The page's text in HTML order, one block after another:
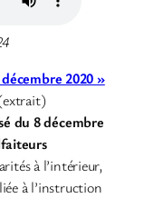
2020 »
du 8 décembre
à l’intérieur,
à l’instruction